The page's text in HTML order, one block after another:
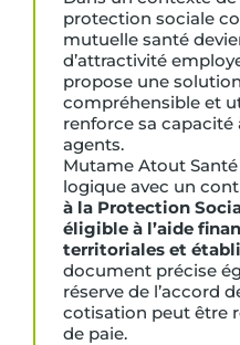
protection sociale
mutuelle santé
d’attractivité
propose une
compréhensible et
renforce sa
agents.
Mutame Atout
logique avec un
à la Protection
éligible à l’aide
territoriales et
document précise
réserve de l’accord
cotisation peut être
de paie.